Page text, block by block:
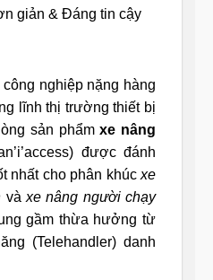
giản & Đáng tin cậy
công nghiệp nặng hàng
lĩnh thị trường thiết bị
sản phẩmxe nâng
được đánh
nhất cho phân khúc xe
và xe nâng người chạy
gầm thừa hưởng từ
(Telehandler) danh